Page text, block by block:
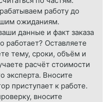
работу до
ожиданиям.
данные и факт заказа
работает? Оставляете
тему, сроки, объём и
расчёт стоимости
эксперта. Вносите
приступает к работе.
вносите